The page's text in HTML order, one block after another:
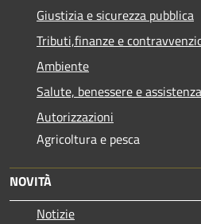
Giustizia e sicurezza pubblica
Tributi,finanze e
Ambiente
Salute, benessere e assistenza
Autorizzazioni
Agricoltura e pesca
NOVITÀ
Notizie